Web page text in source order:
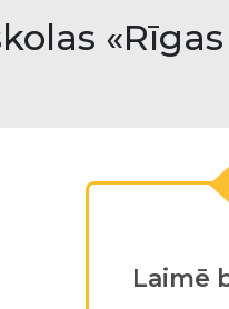
«Rīgas
Laimē